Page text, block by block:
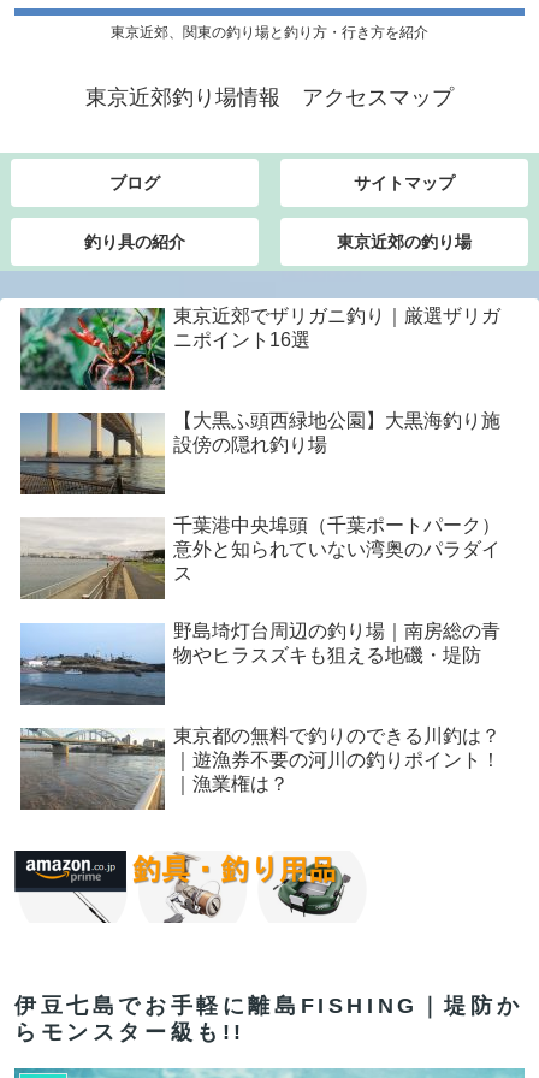
東京近郊、関東の釣り場と釣り方・行き方を紹介
東京近郊釣り場情報 アクセスマップ
ブログ サイトマップ
釣り具の紹介 東京近郊の釣り場
東京近郊でザリガニ釣り｜厳選ザリガ
ニポイント16選
【大黒ふ頭西緑地公園】大黒海釣り施
設傍の隠れ釣り場
千葉港中央埠頭（千葉ポートパーク）
意外と知られていない湾奥のパラダイ
ス
野島埼灯台周辺の釣り場｜南房総の青
物やヒラスズキも狙える地磯・堤防
東京都の無料で釣りのできる川釣は？
｜遊漁券不要の河川の釣りポイント！
｜漁業権は？
伊豆七島でお手軽に離島FISHING｜堤防か
らモンスター級も!!